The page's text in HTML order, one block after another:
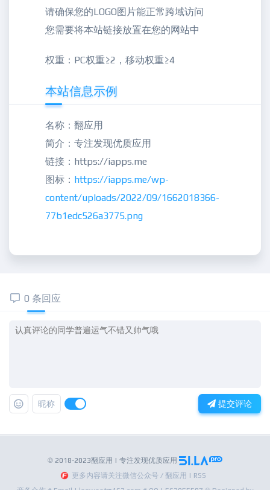
请确保您的LOGO图片能正常跨域访问
您需要将本站链接放置在您的网站中
权重：PC权重≥2，移动权重≥4
本站信息示例
名称：翻应用
简介：专注发现优质应用
链接：https://iapps.me
图标： https://iapps.me/wp-
content/uploads/2022/09/1662018366-
77b1edc526a3775.png
0 条回应
昵称 提交评论
© 2018-2023翻应用 | 专注发现优质应用
更多内容请关注微信公众号 / 翻应用 | RSS